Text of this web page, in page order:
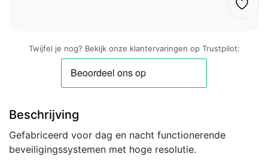
Twijfel je nog? Bekijk onze klantervaringen op Trustpilot:
Beschrijving
Gefabriceerd voor dag en nacht functionerende
beveiligingssystemen met hoge resolutie.